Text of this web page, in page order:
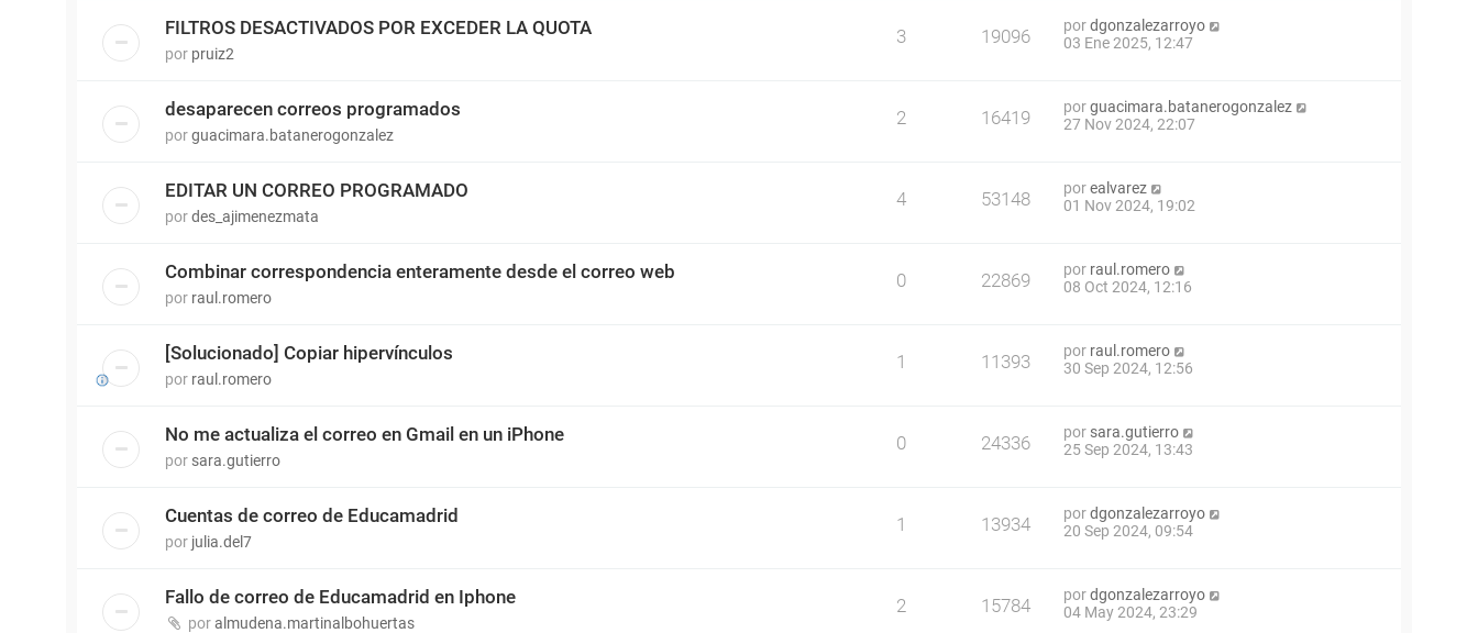
FILTROS DESACTIVADOS POR EXCEDER LA QUOTA
por pruiz2
3 19096 pordgonzalezarroyo
03 Ene 2025, 12:47
desaparecen correos programados
porguacimara.batanerogonzalez
2 16419 porguacimara.batanerogonzalez
27 Nov 2024, 22:07
EDITAR UN CORREO PROGRAMADO
pordes_ajimenezmata
4 53148 porealvarez
01 Nov 2024, 19:02
Combinar correspondencia enteramente desde el correo web
por raul.romero
0 22869 por raul.romero
08 Oct 2024, 12:16
[Solucionado] Copiar hipervínculos
por raul.romero
1 11393 por raul.romero
30 Sep 2024, 12:56
No me actualiza el correo en Gmail en un iPhone
por sara.gutierro
0 24336 por sara.gutierro
25 Sep 2024, 13:43
Cuentas de correo de Educamadrid
por julia.del7
1 13934 pordgonzalezarroyo
20 Sep 2024, 09:54
Fallo de correo de Educamadrid en Iphone
poralmudena.martinalbohuertas
2 15784 pordgonzalezarroyo
04 May 2024, 23:29